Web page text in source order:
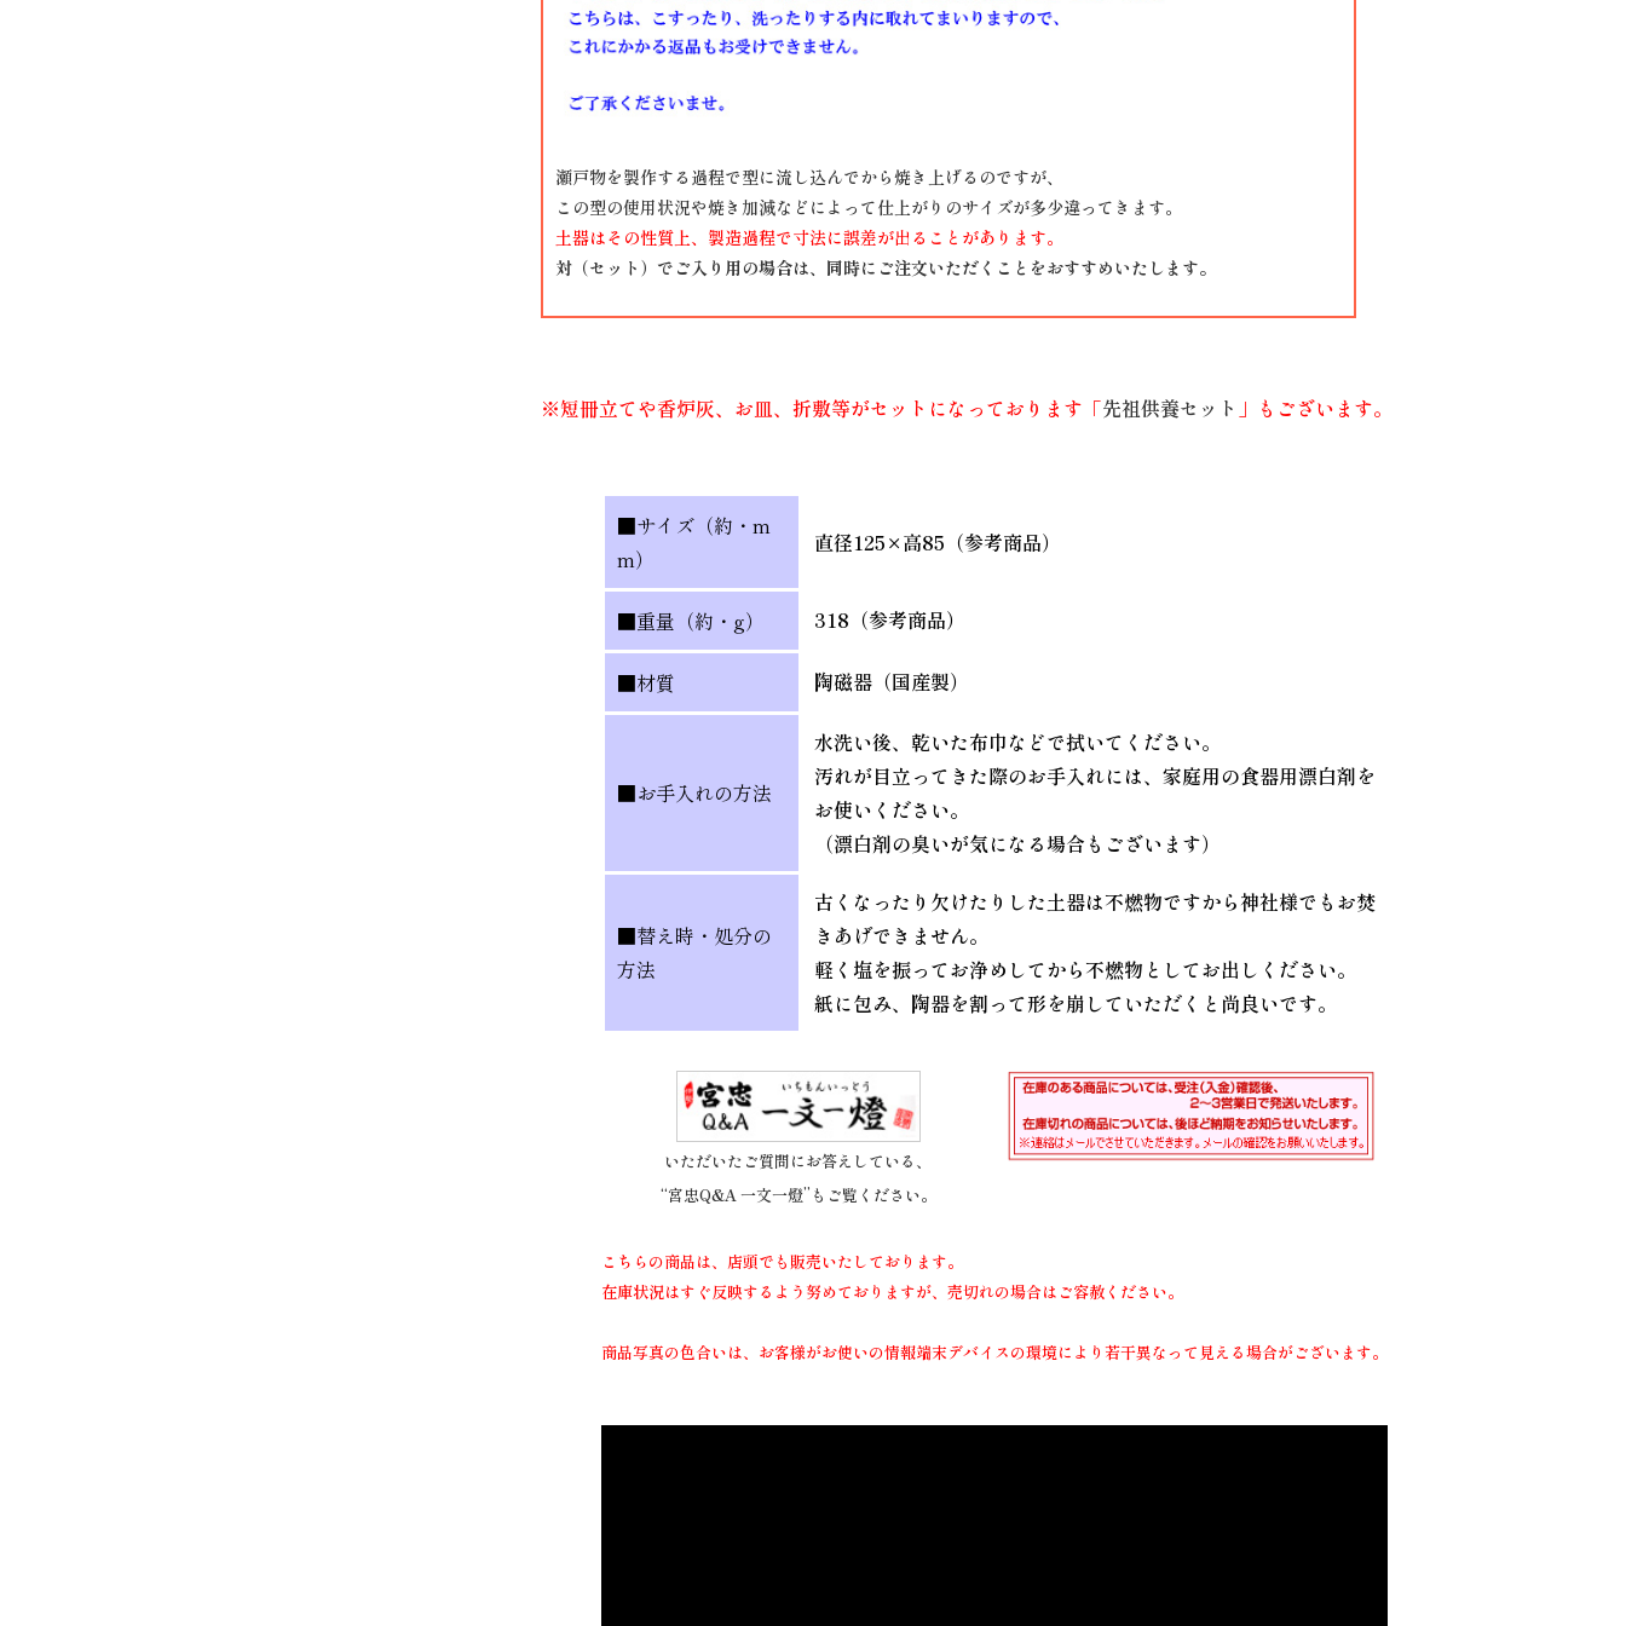
瀬戸物を製作する過程で型に流し込んでから焼き上げるのですが、
この型の使用状況や焼き加減などによって仕上がりのサイズが多少違ってきます。
土器はその性質上、製造過程で寸法に誤差が出ることがあります。
対（セット）でご入り用の場合は、同時にご注文いただくことをおすすめいたします。
※短冊立てや香炉灰、お皿、折敷等がセットになっております「先祖供養セット 」もございます。
■サイズ（約・m
m）
直径125×高85（参考商品）
■重量（約・g） 318（参考商品）
■材質 陶磁器（国産製）
■お手入れの方法
水洗い後、乾いた布巾などで拭いてください。
汚れが目立ってきた際のお手入れには、家庭用の食器用漂白剤を
お使いください。
（漂白剤の臭いが気になる場合もございます）
■替え時・処分の
方法
古くなったり欠けたりした土器は不燃物ですから神社様でもお焚
きあげできません。
軽く塩を振ってお浄めしてから不燃物としてお出しください。
紙に包み、陶器を割って形を崩していただくと尚良いです。
いただいたご質問にお答えしている、
“宮忠Q&A 一文一燈”もご覧ください。
こちらの商品は、店頭でも販売いたしております。
在庫状況はすぐ反映するよう努めておりますが、売切れの場合はご容赦ください。
商品写真の色合いは、お客様がお使いの情報端末デバイスの環境により若干異なって見える場合がございます。